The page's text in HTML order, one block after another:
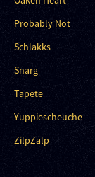
Probably Not
Schlakks
Snarg
Tapete
Yuppiescheuche
ZilpZalp